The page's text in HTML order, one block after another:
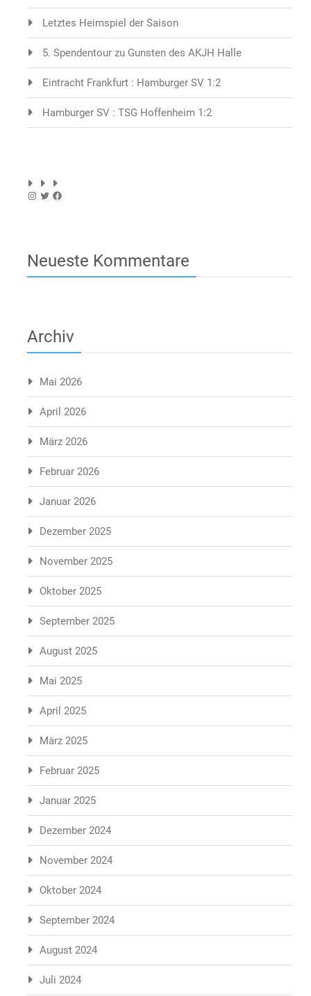
Letztes Heimspiel der Saison
5. Spendentour zu Gunsten des AKJH Halle
Eintracht Frankfurt : Hamburger SV 1:2
Hamburger SV : TSG Hoffenheim 1:2
Instagram
TwitterFacebook
Neueste Kommentare
Archiv
Mai 2026
April 2026
März 2026
Februar 2026
Januar 2026
Dezember 2025
November 2025
Oktober 2025
September 2025
August 2025
Mai 2025
April 2025
März 2025
Februar 2025
Januar 2025
Dezember 2024
November 2024
Oktober 2024
September 2024
August 2024
Juli 2024